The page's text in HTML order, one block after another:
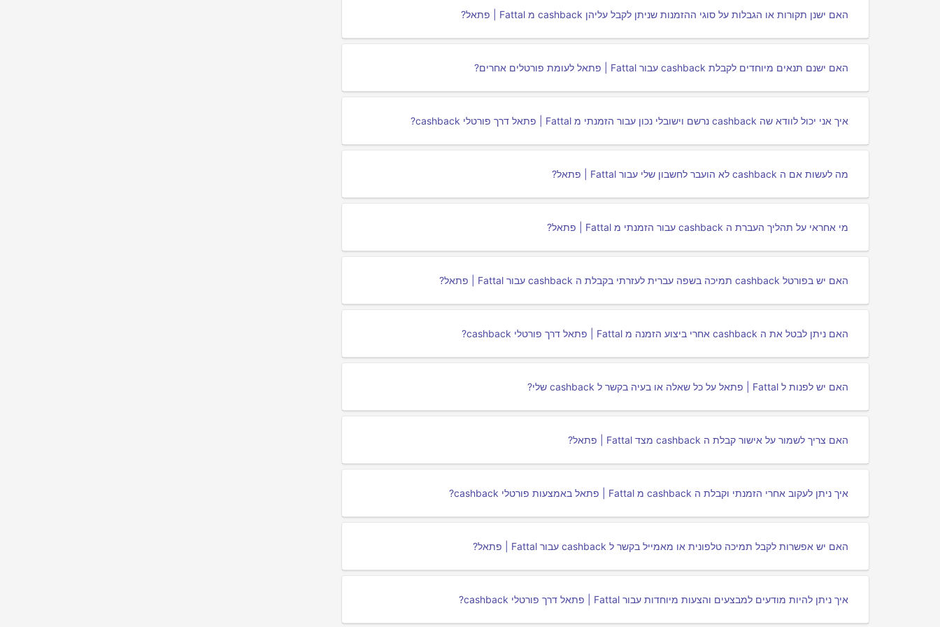
האם ישנן תקורות או הגבלות על סוגי ההזמנות שניתן לקבל עליהן cashback מ Fattal | פתאל?
האם ישנם תנאים מיוחדים לקבלת cashback עבור Fattal | פתאל לעומת פורטלים אחרים?
איך אני יכול לוודא שה cashback נרשם וישובלי נכון עבור הזמנתי מ Fattal | פתאל דרך פורטלי cashback?
מה לעשות אם ה cashback לא הועבר לחשבון שלי עבור Fattal | פתאל?
מי אחראי על תהליך העברת ה cashback עבור הזמנתי מ Fattal | פתאל?
האם יש בפורטל cashback תמיכה בשפה עברית לעזרתי בקבלת ה cashback עבור Fattal | פתאל?
האם ניתן לבטל את ה cashback אחרי ביצוע הזמנה מ Fattal | פתאל דרך פורטלי cashback?
האם יש לפנות ל Fattal | פתאל על כל שאלה או בעיה בקשר ל cashback שלי?
האם צריך לשמור על אישור קבלת ה cashback מצד Fattal | פתאל?
איך ניתן לעקוב אחרי הזמנתי וקבלת ה cashback מ Fattal | פתאל באמצעות פורטלי cashback?
האם יש אפשרות לקבל תמיכה טלפונית או מאמייל בקשר ל cashback עבור Fattal | פתאל?
איך ניתן להיות מודעים למבצעים והצעות מיוחדות עבור Fattal | פתאל דרך פורטלי cashback?